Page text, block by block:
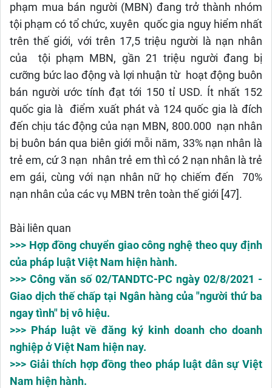
phạm mua bán người (MBN) đang trở thành nhóm
tội phạm có tổ chức, xuyên quốc gia nguy hiểm nhất
trên thế giới, với trên 17,5 triệu người là nạn nhân
của tội phạm MBN, gần 21 triệu người đang bị
cưỡng bức lao động và lợi nhuận từ hoạt động buôn
bán người ước tính đạt tới 150 tỉ USD. Ít nhất 152
quốc gia là điểm xuất phát và 124 quốc gia là đích
đến chịu tác động của nạn MBN, 800.000 nạn nhân
bị buôn bán qua biên giới mỗi năm, 33% nạn nhân là
trẻ em, cứ 3 nạn nhân trẻ em thì có 2 nạn nhân là trẻ
em gái, cùng với nạn nhân nữ họ chiếm đến 70%
nạn nhân của các vụ MBN trên toàn thế giới [47].
Bài liên quan
>>> Hợp đồng chuyển giao công nghệ theo quy định
của pháp luật Việt Nam hiện hành.
>>> Công văn số 02/TANDTC-PC ngày 02/8/2021 -
Giao dịch thế chấp tại Ngân hàng của "người thứ ba
ngay tình" bị vô hiệu.
>>> Pháp luật về đăng ký kinh doanh cho doanh
nghiệp ở Việt Nam hiện nay.
>>> Giải thích hợp đồng theo pháp luật dân sự Việt
Nam hiện hành.